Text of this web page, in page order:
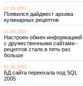
27.09.2007
Появился дайджест архива
кулинарных рецептов
21.09.2007
Настроен обмен информацией
с дружественными сайтами -
рецептов стало в пять раз
больше
01.06.2007
БД сайта переехала под SQL
2005